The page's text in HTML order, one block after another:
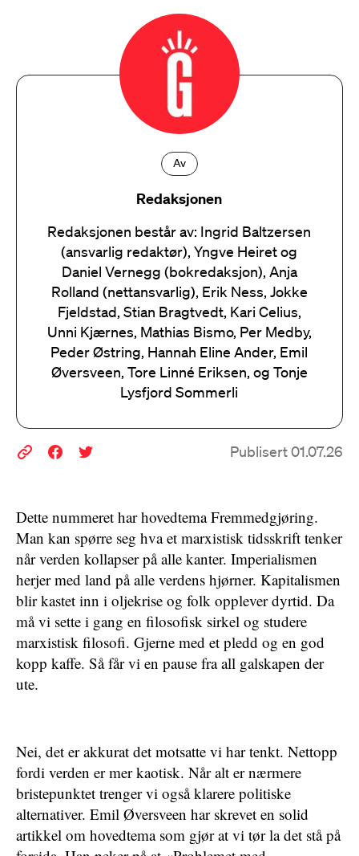
Av
Redaksjonen
Redaksjonen består av: Ingrid Baltzersen
(ansvarlig redaktør), Yngve Heiret og
Daniel Vernegg (bokredaksjon), Anja
Rolland (nettansvarlig), Erik Ness, Jokke
Fjeldstad, Stian Bragtvedt, Kari Celius,
Unni Kjærnes, Mathias Bismo, Per Medby,
Peder Østring, Hannah Eline Ander, Emil
Øversveen, Tore Linné Eriksen, og Tonje
Lysfjord Sommerli
Publisert 01.07.26
Dette nummeret har hovedtema Fremmedgjøring.
Man kan spørre seg hva et marxistisk tidsskrift tenker
når verden kollapser på alle kanter. Imperialismen
herjer med land på alle verdens hjørner. Kapitalismen
blir kastet inn i oljekrise og folk opplever dyrtid. Da
må vi sette i gang en filosofisk sirkel og studere
marxistisk filosofi. Gjerne med et pledd og en god
kopp kaffe. Så får vi en pause fra all galskapen der
ute.
Nei, det er akkurat det motsatte vi har tenkt. Nettopp
fordi verden er mer kaotisk. Når alt er nærmere
bristepunktet trenger vi også klarere politiske
alternativer. Emil Øversveen har skrevet en solid
artikkel om hovedtema som gjør at vi tør la det stå på